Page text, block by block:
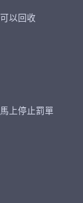
以回收
上停止罰單